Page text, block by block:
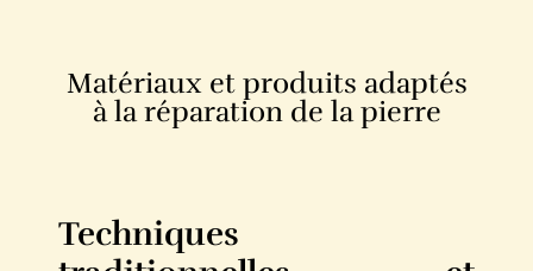
Matériaux et produits adaptés
à la réparation de la pierre
Techniques